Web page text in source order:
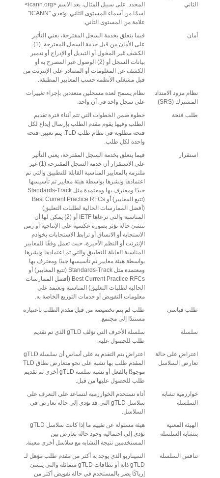
الثاني
المحدد. على سبيل المثال، يعد الاسم <icann.org>
اسمًا من أسماء المستوى الثاني. وتعدي "ICANN"
علامة من المستوى الثاني.
أمان
فيما يتعلق بخدمة السجل المقترحة، يعني التأثير
على الأمان من قبل خدمة السجل المقترحة: (1)
الكشف غير المخول أو التبديل أو الإدراج أو تدمير
بيانات السجل أو (2) الوصول غير المصرح به أو
الكشف عن المعلومات أو المصادر على الإنترنت من
قبل مشغلي الأنظمة حسب المعايير المطبقة.
نظام مزود الامتداد
المشترك (SRS)
نظام يسمح لعدة مسجلين متعددين بإجراء تغييرات
على سجل واحد في آن واحد.
طلب فتحة
خطوة ضمن الخطوات التي تتم أثناء فترة تقديم
الطلب وفيها يقوم مقدم الطلب بإرسال إيداع لكل
فتحة مطلوبة في نظام طلب TLD. يتم تعيين فتحة
واحدة لكل طلب.
استقرار
فيما يتعلق بخدمة السجل المقترحة، يعني التأثير
على الاستقرار أن خدمة السجل المقترحة (1) غير
ملتزمة بالمعايير المناسبة القابلة للتطبيق والتي تم
اعتمادها ونشرها بواسطة هيئة معايير تم تأسيسها
جيدًا ومعترف بها ومعتمدة مثل Standards-Track
(تتبع المعايير) أو Best Current Practice RFCs
(أفضل الممارسات الحالية لطلبات التعليق)
المناسبة والتي ترعاها IETF أو (2) يمكن لها أن
تنشئ حالة تؤثر بصورة عكسية على الإنتاجية أو زمن
الاستجابة أو الاتساق أو ترابط الاستجابات بخوادم
الإنترنت أو النظم الأخيرة، حيث تعمل وفقًا للمعايير
المناسبة القابلة للتطبيق والتي تم اعتمادها ونشرها
بواسطة هيئة معايير تم تأسيسها جيدًا ومعترف بها
ومعتمدة مثل Standards-Track (تتبع المعايير) أو
Best Current Practice RFCs (أفضل الممارسات
الحالية لطلبات التعليق) المناسبة وتعتمد على
معلومات التفويض أو خدمات التوزيع الخاصة به.
طلب قياسي
طلب لم يتم تخصيصه من قبل مقدم الطلب باعتباره
مستندًا إلى مجتمع.
سلسلة
سلسلة الأحرف التي تؤلف gTLD الذي تم تقديم
طلب للحصول عليه.
اعتراض على حالة
تعارض السلاسل
اعتراض يتم التقدم به على أساس أن سلسلة gTLD
المقدم طلب بها تشبه على نحو متعارض نطاق TLD
موجودًا بالفعل أو تشبه سلسة gTLD أخرى تم تقديم
طلب للحصول عليها من قبل.
خوارزمية تشابه
السلسلة
أداة تستخدم الخوارزمية لتساعد على التعرف على
سلاسل gTLD التي قد تؤدي إلى حالة تعارض في
السلاسل.
الهيئة المعنية
بتشابه السلسلة
هيئة مسئولة عن تقييم ما إذا كانت سلاسل gTLD
تؤدي إلى احتمالية وجود حالة تعارض بين
المستخدمين نتيجة التشابه مع سلاسل أخرى معينة.
تنافس السلسلة
السيناريو الذي يوجد به أكثر من مقدم طلب مؤهل لـ
gTLD ذاته أو نطاقات gTLD متماثلة والتي ينشئ
إرباكًا يضر بالمستخدم في حالة تفويض أكثر من